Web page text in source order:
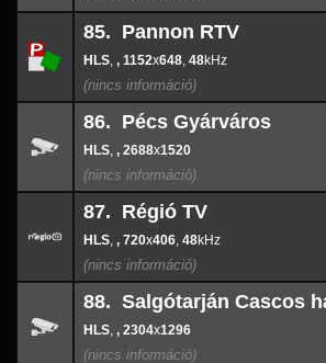
85.
85. Pannon RTV
, , 1152x648, 48
86.
86. Pécs Gyárváros
, , 2688x1520
87.
87. Régió TV
, , 720x406, 48
88.
88. Salgótarján Cascos
, , 2304x1296